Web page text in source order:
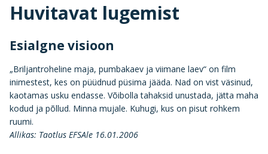
Huvitavat lugemist
Esialgne visioon
„Briljantroheline maja, pumbakaev ja viimane laev“ on film
inimestest, kes on püüdnud püsima jääda. Nad on vist väsinud,
kaotamas usku endasse. Võibolla tahaksid unustada, jätta maha
kodud ja põllud. Minna mujale. Kuhugi, kus on pisut rohkem
ruumi.
Allikas: Taotlus EFSAle 16.01.2006